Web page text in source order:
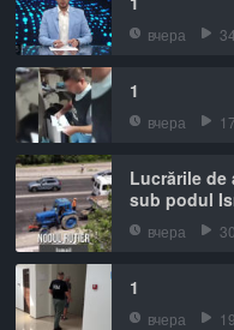
вчера
1
вчера
Lucrările de
sub podul
вчера
1
вчера